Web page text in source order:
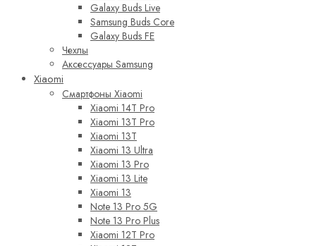
Galaxy Buds Live
Samsung Buds Core
Galaxy Buds FE
Чехлы
Аксессуары Samsung
Xiaomi
Смартфоны Xiaomi
Xiaomi 14T Pro
Xiaomi 13T Pro
Xiaomi 13T
Xiaomi 13 Ultra
Xiaomi 13 Pro
Xiaomi 13 Lite
Xiaomi 13
Note 13 Pro 5G
Note 13 Pro Plus
Xiaomi 12T Pro